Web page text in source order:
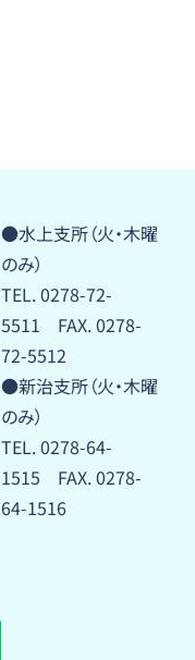
●水上支所（火・木曜
のみ）
TEL. 0278-72-
5511 FAX. 0278-
72-5512
●新治支所（火・木曜
のみ）
TEL. 0278-64-
1515 FAX. 0278-
64-1516